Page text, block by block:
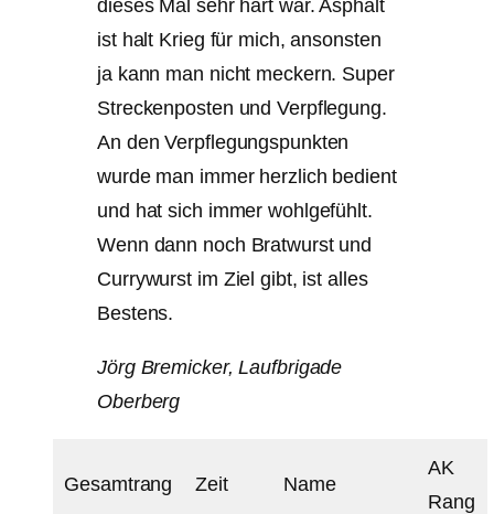
dieses Mal sehr hart war. Asphalt
ist halt Krieg für mich, ansonsten
ja kann man nicht meckern. Super
Streckenposten und Verpflegung.
An den Verpflegungspunkten
wurde man immer herzlich bedient
und hat sich immer wohlgefühlt.
Wenn dann noch Bratwurst und
Currywurst im Ziel gibt, ist alles
Bestens.
Jörg Bremicker, Laufbrigade
Oberberg
Gesamtrang Zeit Name
AK
Rang